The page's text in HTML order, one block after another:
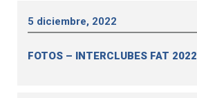
5 diciembre, 2022
FOTOS – INTERCLUBES FAT 2022